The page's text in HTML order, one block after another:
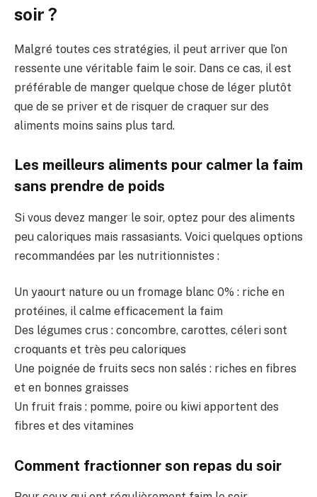
soir ?
Malgré toutes ces stratégies, il peut arriver que l’on
ressente une véritable faim le soir. Dans ce cas, il est
préférable de manger quelque chose de léger plutôt
que de se priver et de risquer de craquer sur des
aliments moins sains plus tard.
Les meilleurs aliments pour calmer la faim
sans prendre de poids
Si vous devez manger le soir, optez pour des aliments
peu caloriques mais rassasiants. Voici quelques options
recommandées par les nutritionnistes :
Un yaourt nature ou un fromage blanc 0% : riche en
protéines, il calme efficacement la faim
Des légumes crus : concombre, carottes, céleri sont
croquants et très peu caloriques
Une poignée de fruits secs non salés : riches en fibres
et en bonnes graisses
Un fruit frais : pomme, poire ou kiwi apportent des
fibres et des vitamines
Comment fractionner son repas du soir